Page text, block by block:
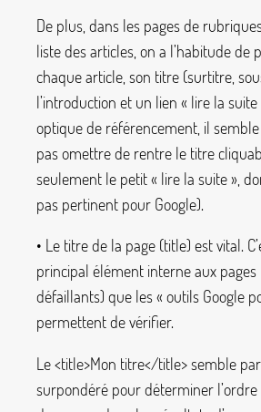
De plus, dans les pages de
liste des articles, on a l’habitude de
chaque article, son titre (surtitre,
l’introduction et un lien « lire la suite
optique de référencement, il
pas omettre de rentre le titre
seulement le petit « lire la suite»,
pas pertinent pour Google).
• Le titre de la page (title) est vital.
principal élément interne aux
défaillants) que les « outils Google
permettent de vérifier.
Le<title>Mon titre</title>semble
surpondéré pour déterminer